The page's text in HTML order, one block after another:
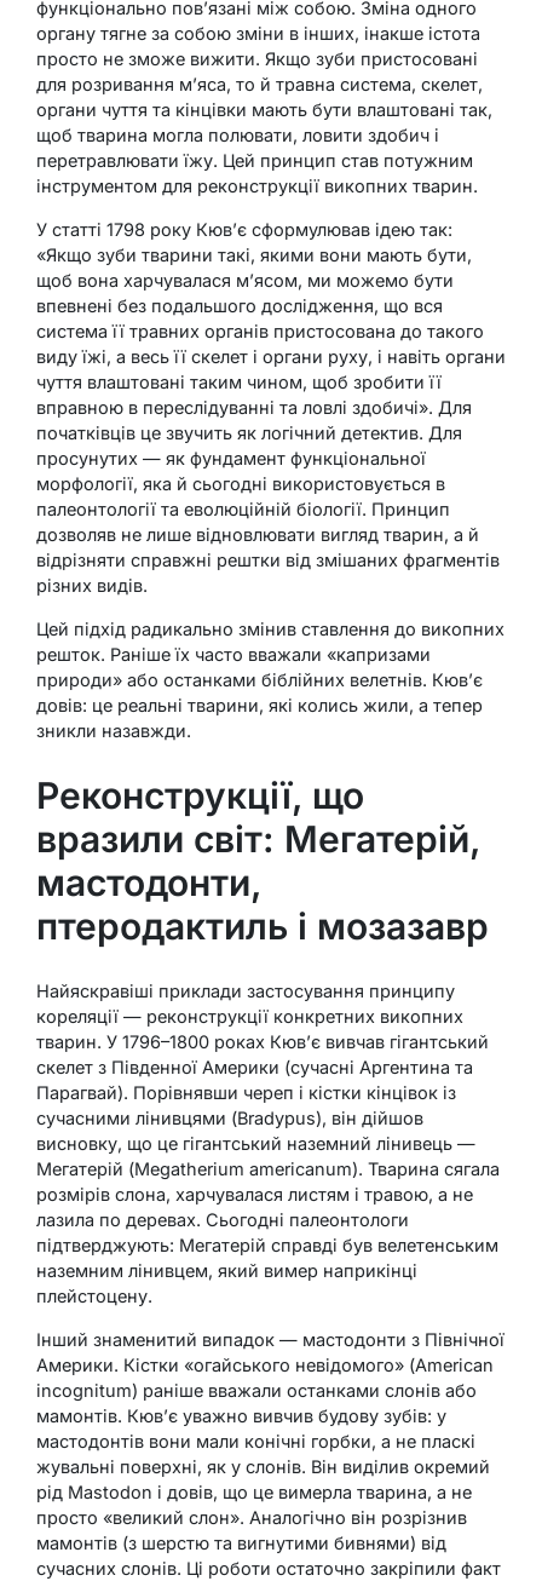
функціонально пов’язані між собою. Зміна одного
органу тягне за собою зміни в інших, інакше істота
просто не зможе вижити. Якщо зуби пристосовані
для розривання м’яса, то й травна система, скелет,
органи чуття та кінцівки мають бути влаштовані так,
щоб тварина могла полювати, ловити здобич і
перетравлювати їжу. Цей принцип став потужним
інструментом для реконструкції викопних тварин.
У статті 1798 року Кюв’є сформулював ідею так:
«Якщо зуби тварини такі, якими вони мають бути,
щоб вона харчувалася м’ясом, ми можемо бути
впевнені без подальшого дослідження, що вся
система її травних органів пристосована до такого
виду їжі, а весь її скелет і органи руху, і навіть органи
чуття влаштовані таким чином, щоб зробити її
вправною в переслідуванні та ловлі здобичі». Для
початківців це звучить як логічний детектив. Для
просунутих — як фундамент функціональної
морфології, яка й сьогодні використовується в
палеонтології та еволюційній біології. Принцип
дозволяв не лише відновлювати вигляд тварин, а й
відрізняти справжні рештки від змішаних фрагментів
різних видів.
Цей підхід радикально змінив ставлення до викопних
решток. Раніше їх часто вважали «капризами
природи» або останками біблійних велетнів. Кюв’є
довів: це реальні тварини, які колись жили, а тепер
зникли назавжди.
Реконструкції, що
вразили світ: Мегатерій,
мастодонти,
птеродактиль і мозазавр
Найяскравіші приклади застосування принципу
кореляції — реконструкції конкретних викопних
тварин. У 1796–1800 роках Кюв’є вивчав гігантський
скелет з Південної Америки (сучасні Аргентина та
Парагвай). Порівнявши череп і кістки кінцівок із
сучасними лінивцями (Bradypus), він дійшов
висновку, що це гігантський наземний лінивець —
Мегатерій (Megatherium americanum). Тварина сягала
розмірів слона, харчувалася листям і травою, а не
лазила по деревах. Сьогодні палеонтологи
підтверджують: Мегатерій справді був велетенським
наземним лінивцем, який вимер наприкінці
плейстоцену.
Інший знаменитий випадок — мастодонти з Північної
Америки. Кістки «огайського невідомого» (American
incognitum) раніше вважали останками слонів або
мамонтів. Кюв’є уважно вивчив будову зубів: у
мастодонтів вони мали конічні горбки, а не пласкі
жувальні поверхні, як у слонів. Він виділив окремий
рід Mastodon і довів, що це вимерла тварина, а не
просто «великий слон». Аналогічно він розрізнив
мамонтів (з шерстю та вигнутими бивнями) від
сучасних слонів. Ці роботи остаточно закріпили факт